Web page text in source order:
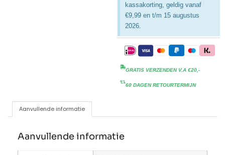
kassakorting, geldig vanaf
€9,99 en t/m 15 augustus
2026.
GRATIS VERZENDEN V.A €20,-
60 DAGEN RETOURTERMIJN
Aanvullende informatie
Aanvullende informatie